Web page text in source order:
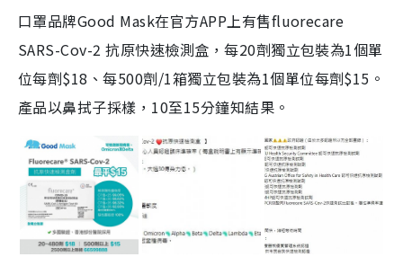
口罩品牌Good Mask在官方APP上有售fluorecare
SARS-Cov-2 抗原快速檢測盒，每20劑獨立包裝為1個單
位每劑$18、每500劑/1箱獨立包裝為1個單位每劑$15。
產品以鼻拭子採樣，10至15分鐘知結果。